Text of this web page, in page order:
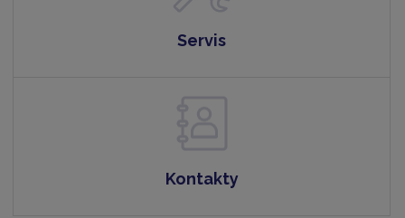
Servis
Kontakty